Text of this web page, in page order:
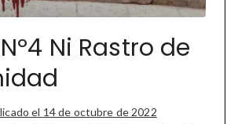
Ni Rastro de
el 14 de octubre de 2022